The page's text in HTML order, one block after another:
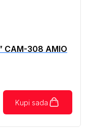
CAM-308 AMIO
Kupi sada